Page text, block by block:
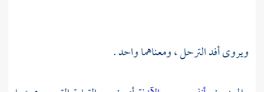
ويروى أفد الترحل ، ومعناهما واحد .